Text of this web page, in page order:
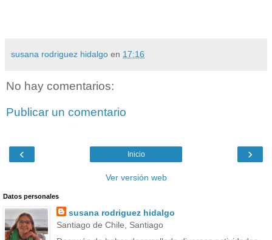
susana rodriguez hidalgo en 17:16
No hay comentarios:
Publicar un comentario
‹ ›
Inicio
Ver versión web
Datos personales
susana rodriguez hidalgo
Santiago de Chile, Santiago